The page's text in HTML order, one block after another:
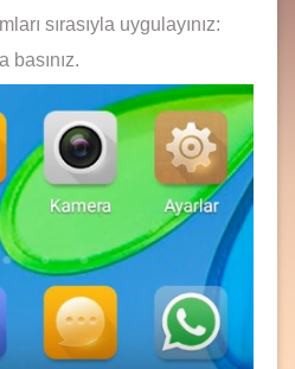
sırasıyla uygulayınız:
basınız.